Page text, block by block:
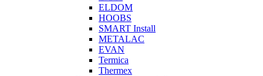
ELDOM
HOOBS
SMART Install
METALAC
EVAN
Termica
Thermex